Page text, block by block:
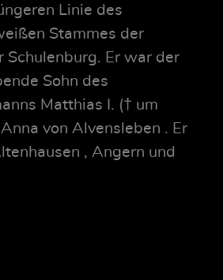
Linie des
Stammes der
Schulenburg. Er war der
Sohn des
Matthias I. († um
von Alvensleben . Er
, Angern und